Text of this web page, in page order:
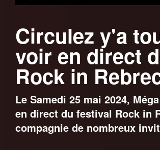
Circulez y'a
voir en direct
Rock in
Le Samedi 25 mai 2024,
en direct du festival Rock in
compagnie de nombreux